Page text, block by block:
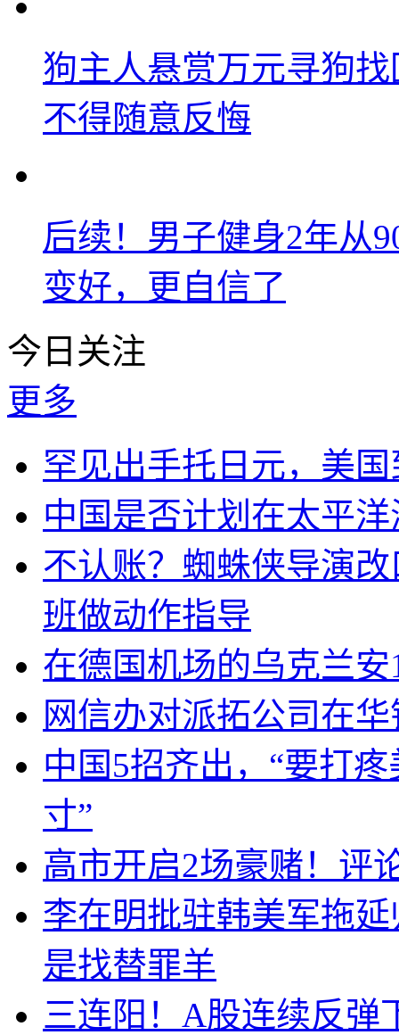
狗主人悬赏万元寻狗
不得随意反悔
后续！男子健身2年从
变好，更自信了
今日关注
更多
罕见出手托日元，美
中国是否计划在太平
不认账？蜘蛛侠导演
班做动作指导
在德国机场的乌克兰
网信办对派拓公司在
中国5招齐出，“要打
寸”
高市开启2场豪赌！评
李在明批驻韩美军拖
是找替罪羊
三连阳！A股连续反弹